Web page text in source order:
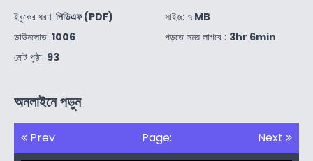
ইবুকের ধরণ: পিডিএফ (PDF)
ডাউনলোড: 1006
মোট পৃষ্ঠা: 93
সাইজ: ৭ MB
পড়তে সময় লাগবে : 3hr 6min
অনলাইনে পড়ুন
Prev Page: Next